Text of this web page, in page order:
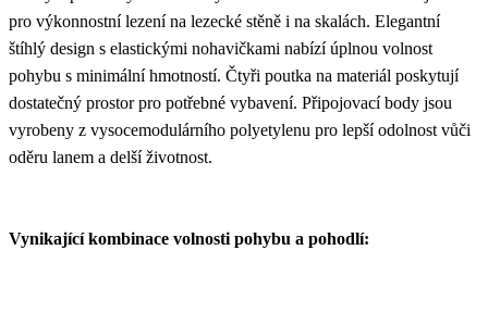
pro výkonnostní lezení na lezecké stěně i na skalách. Elegantní
štíhlý design s elastickými nohavičkami nabízí úplnou volnost
pohybu s minimální hmotností. Čtyři poutka na materiál poskytují
dostatečný prostor pro potřebné vybavení. Připojovací body jsou
vyrobeny z vysocemodulárního polyetylenu pro lepší odolnost vůči
oděru lanem a delší životnost.
Vynikající kombinace volnosti pohybu a pohodlí: